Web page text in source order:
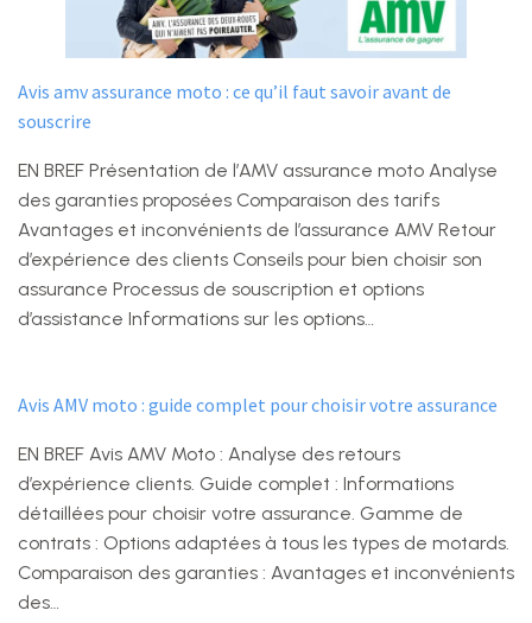
Avis amv assurance moto : ce qu’il faut savoir avant de
souscrire
EN BREF Présentation de l’AMV assurance moto Analyse
des garanties proposées Comparaison des tarifs
Avantages et inconvénients de l’assurance AMV Retour
d’expérience des clients Conseils pour bien choisir son
assurance Processus de souscription et options
d’assistance Informations sur les options…
Avis AMV moto : guide complet pour choisir votre assurance
EN BREF Avis AMV Moto : Analyse des retours
d’expérience clients. Guide complet : Informations
détaillées pour choisir votre assurance. Gamme de
contrats : Options adaptées à tous les types de motards.
Comparaison des garanties : Avantages et inconvénients
des…